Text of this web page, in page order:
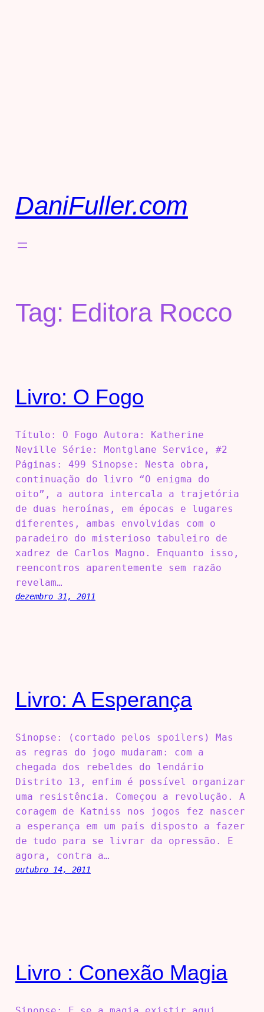
DaniFuller.com
Tag: Editora Rocco
Livro: O Fogo
Título: O Fogo Autora: Katherine
Neville Série: Montglane Service, #2
Páginas: 499 Sinopse: Nesta obra,
continuação do livro “O enigma do
oito”, a autora intercala a trajetória
de duas heroínas, em épocas e lugares
diferentes, ambas envolvidas com o
paradeiro do misterioso tabuleiro de
xadrez de Carlos Magno. Enquanto isso,
reencontros aparentemente sem razão
revelam…
dezembro 31, 2011
Livro: A Esperança
Sinopse: (cortado pelos spoilers) Mas
as regras do jogo mudaram: com a
chegada dos rebeldes do lendário
Distrito 13, enfim é possível organizar
uma resistência. Começou a revolução. A
coragem de Katniss nos jogos fez nascer
a esperança em um país disposto a fazer
de tudo para se livrar da opressão. E
agora, contra a…
outubro 14, 2011
Livro : Conexão Magia